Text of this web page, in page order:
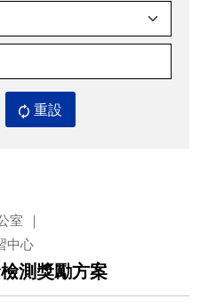
重設
室
中心
測獎勵方案